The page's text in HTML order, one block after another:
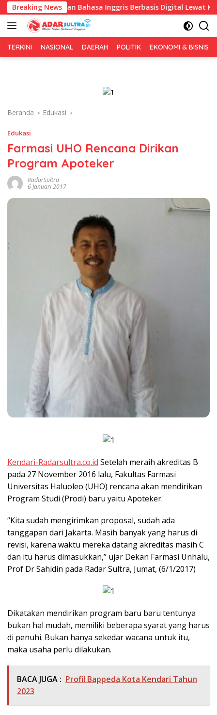
Langsung
ke
konten
Breaking News
Pembelajaran Bahasa Inggris Berbasis Digital Lewat KKN
TERKINI NASIONAL DAERAH POLITIK EKONOMI & BISNIS
Beranda Edukasi
Edukasi
Farmasi UHO Rencana Dirikan
Program Apoteker
RadarSultra
6 Januari 2017
Kendari-Radarsultra.co.id Setelah meraih akreditas B
pada 27 November 2016 lalu, Fakultas Farmasi
Universitas Haluoleo (UHO) rencana akan mendirikan
Program Studi (Prodi) baru yaitu Apoteker.
‘’Kita sudah mengirimkan proposal, sudah ada
tanggapan dari Jakarta. Masih banyak yang harus di
revisi, karena waktu mereka datang akreditas masih C
dan itu harus dimasukkan,’’ ujar Dekan Farmasi Unhalu,
Prof Dr Sahidin pada Radar Sultra, Jumat, (6/1/2017)
Dikatakan mendirikan program baru baru tentunya
bukan hal mudah, memiliki beberapa syarat yang harus
di penuhi. Bukan hanya sekedar wacana untuk itu,
maka usaha perlu dilakukan.
BACA JUGA : Profil Bappeda Kota Kendari Tahun
2023